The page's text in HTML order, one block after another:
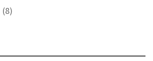
(8)